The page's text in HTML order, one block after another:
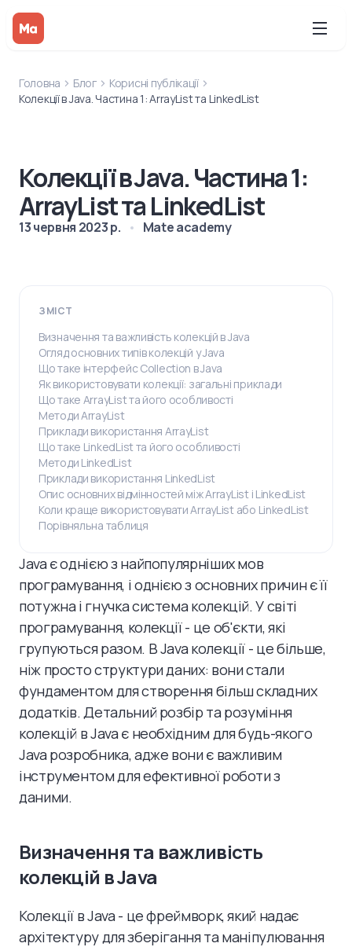
Головна Блог
Корисні публікації
Колекції в Java. Частина 1: ArrayList та LinkedList
Колекції в Java. Частина 1:
ArrayList та LinkedList
13 червня 2023 р. Mate academy
ЗМІСТ
Визначення та важливість колекцій в Java
Огляд основних типів колекцій у Java
Що таке інтерфейс Collection в Java
Як використовувати колекції: загальні приклади
Що таке ArrayList та його особливості
Методи ArrayList
Приклади використання ArrayList
Що таке LinkedList та його особливості
Методи LinkedList
Приклади використання LinkedList
Опис основних відмінностей між ArrayList і LinkedList
Коли краще використовувати ArrayList або LinkedList
Порівняльна таблиця
Java є однією з найпопулярніших мов
програмування, і однією з основних причин є її
потужна і гнучка система колекцій. У світі
програмування, колекції - це об'єкти, які
групуються разом. В Java колекції - це більше,
ніж просто структури даних: вони стали
фундаментом для створення більш складних
додатків. Детальний розбір та розуміння
колекцій в Java є необхідним для будь-якого
Java розробника, адже вони є важливим
інструментом для ефективної роботи з
даними.
Визначення та важливість
колекцій в Java
Колекції в Java - це фреймворк, який надає
архітектуру для зберігання та маніпулювання